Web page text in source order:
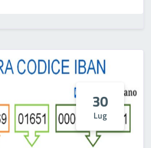
30
Lug